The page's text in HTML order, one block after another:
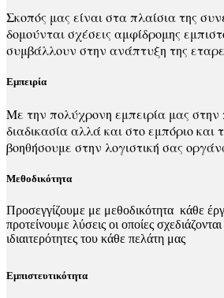
Σκοπός μας είναι στα πλαίσια της
δομούνται σχέσεις αμφίδρομης
συμβάλλουν στην ανάπτυξη της
Εμπειρία
Με την πολύχρονη εμπειρία μας
διαδικασία αλλά και στο εμπόριο και
βοηθήσουμε στην λογιστική σας
Μεθοδικότητα
Προσεγγίζουμε με μεθοδικότητα κάθε
προτείνουμε λύσεις οι οποίες
ιδιαιτερότητες του κάθε πελάτη μας
Εμπιστευτικότητα